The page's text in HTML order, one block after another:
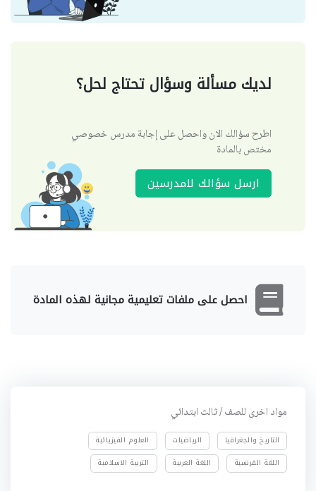
لديك مسألة وسؤال تحتاج لحل؟
اطرح سؤالك الان واحصل على إجابة مدرس خصوصي
مختص بالمادة
ارسل سؤالك للمدرسين
احصل على ملفات تعليمية مجانية لهذه المادة
مواد اخرى للصف / ثالث ابتدائي
التاريخ والجغرافيا الرياضيات
العلوم الفيزيائية
اللغة الفرنسية
اللغة العربية التربية الاسلامية